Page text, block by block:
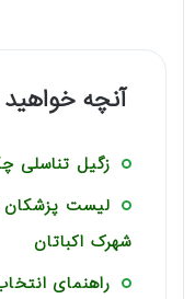
آنچه
زگیل تناسلی
لیست پزشکان
شهرک اکباتان